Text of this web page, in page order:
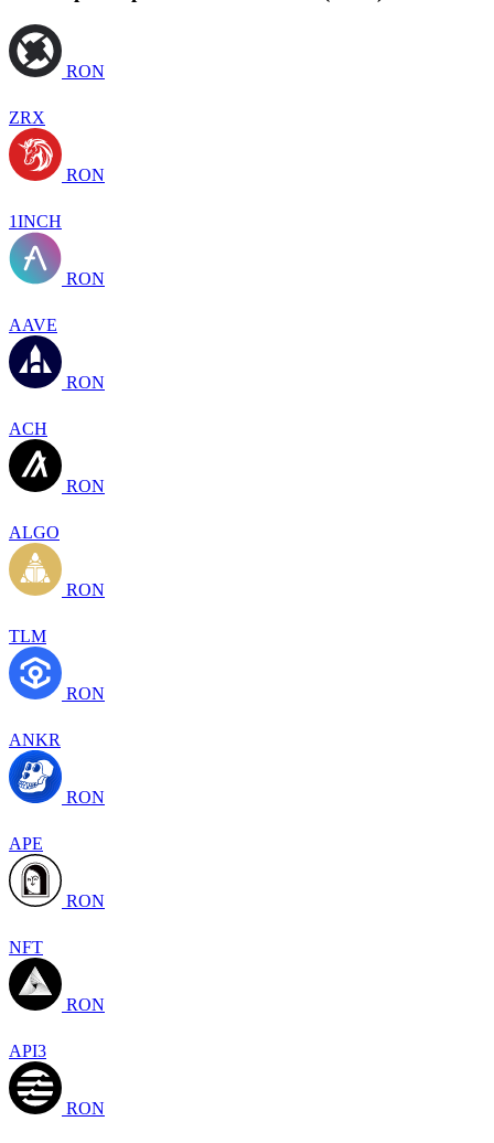
RON
ZRX
RON
1INCH
RON
AAVE
RON
ACH
RON
ALGO
RON
TLM
RON
ANKR
RON
APE
RON
NFT
RON
API3
RON